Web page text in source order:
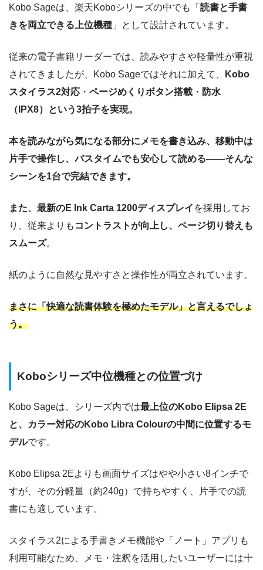
Kobo Sageは、楽天Koboシリーズの中でも「 読書と手書
きを両立できる上位機種 」として設計されています。
従来の電子書籍リーダーでは、読みやすさや軽量性が重視
されてきましたが、Kobo Sageではそれに加えて、
Kobo
スタイラス2対応 ・ ページめくりボタン搭載 ・ 防水
（IPX8）という3拍子を実現。
本を読みながら気になる部分にメモを書き込み、移動中は
片手で操作し、バスタイムでも安心して読める――そんな
シーンを1台で完結できます。
また、最新のE Ink Carta 1200ディスプレイ を採用してお
り、従来よりも コントラストが向上し、ページ切り替えも
スムーズ。
紙のように自然な見やすさと操作性が両立されています。
まさに「快適な読書体験を極めたモデル」と言えるでしょ
う。
Koboシリーズ中位機種との位置づけ
Kobo Sageは、シリーズ内では最上位のKobo Elipsa 2E
と、カラー対応のKobo Libra Colourの中間に位置するモ
デルです。
Kobo Elipsa 2Eよりも画面サイズはやや小さい8インチで
すが、その分軽量（約240g）で持ちやすく、片手での読
書にも適しています。
スタイラス2による手書きメモ機能や「ノート」アプリも
利用可能なため、メモ・注釈を活用したいユーザーには十